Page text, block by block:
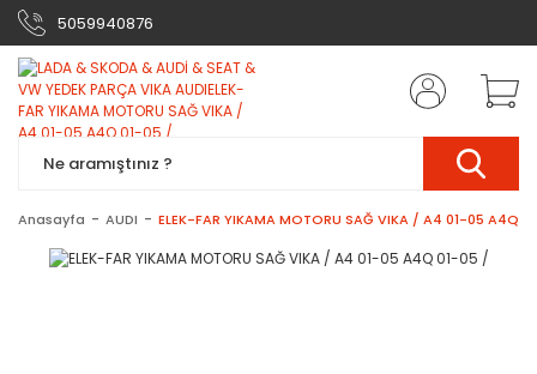
5059940876
Anasayfa AUDI ELEK-FAR YIKAMA MOTORU SAĞ VIKA / A4 01-05 A4Q